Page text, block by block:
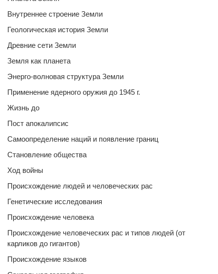
Внутреннее строение Земли
Геологическая история Земли
Древние сети Земли
Земля как планета
Энерго-волновая структура Земли
Применение ядерного оружия до 1945 г.
Жизнь до
Пост апокалипсис
Самоопределение наций и появление границ
Становление общества
Ход войны
Происхождение людей и человеческих рас
Генетические исследования
Происхождение человека
Происхождение человеческих рас и типов людей (от
карликов до гигантов)
Происхождение языков